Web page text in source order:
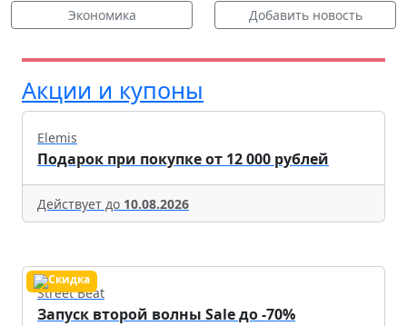
Экономика Добавить новость
Акции и купоны
Elemis
Подарок при покупке от 12 000 рублей
Действует до 10.08.2026
Street Beat
Запуск второй волны Sale до -70%